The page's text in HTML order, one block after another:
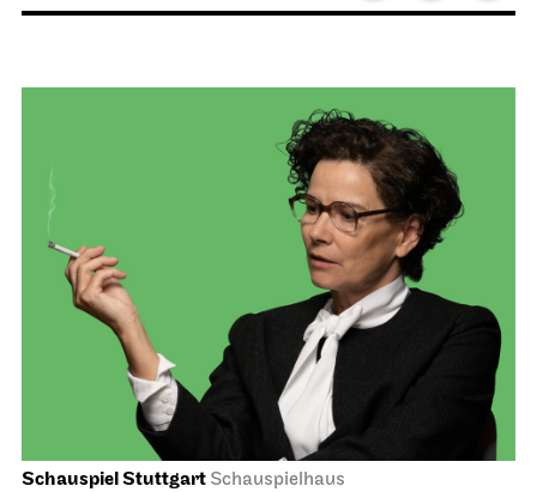
Schauspiel Stuttgart Schauspielhaus